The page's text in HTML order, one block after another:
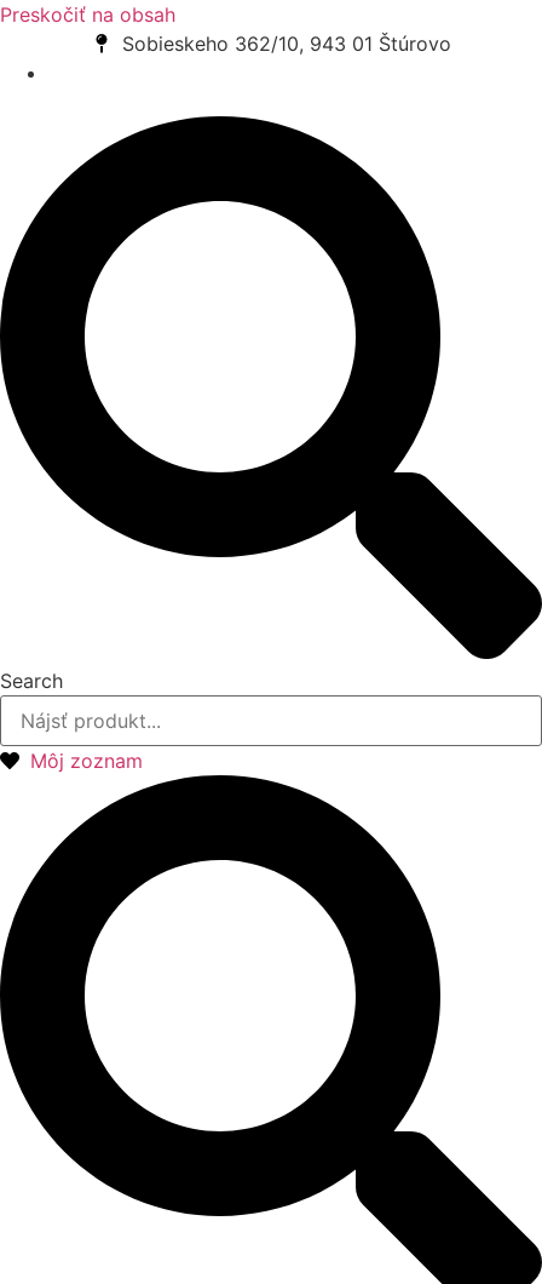
Preskočiť na obsah
Sobieskeho 362/10, 943 01 Štúrovo
Search
Môj zoznam